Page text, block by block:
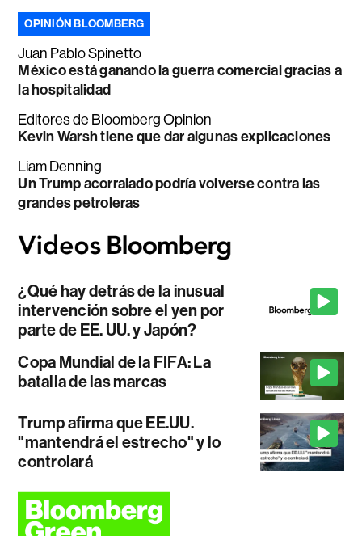
OPINIÓN BLOOMBERG
Juan Pablo Spinetto
México está ganando la guerra comercial gracias a
la hospitalidad
Editores de Bloomberg Opinion
Kevin Warsh tiene que dar algunas explicaciones
Liam Denning
Un Trump acorralado podría volverse contra las
grandes petroleras
¿Qué hay detrás de la inusual
intervención sobre el yen por
parte de EE. UU. y Japón?
Copa Mundial de la FIFA: La
batalla de las marcas
Trump afirma que EE.UU.
"mantendrá el estrecho" y lo
controlará